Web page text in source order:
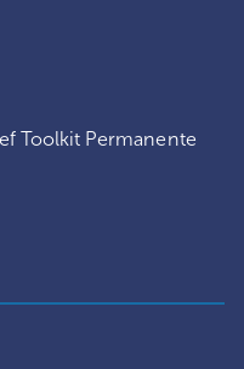
Toolkit Permanente